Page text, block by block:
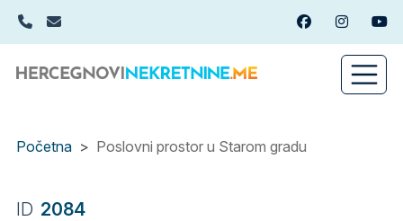
Skip
content
+382(0)67 449 988
info@hercegnovinekretnine.me FacebookInstagram
Početna Poslovni prostor u Starom gradu
ID 2084